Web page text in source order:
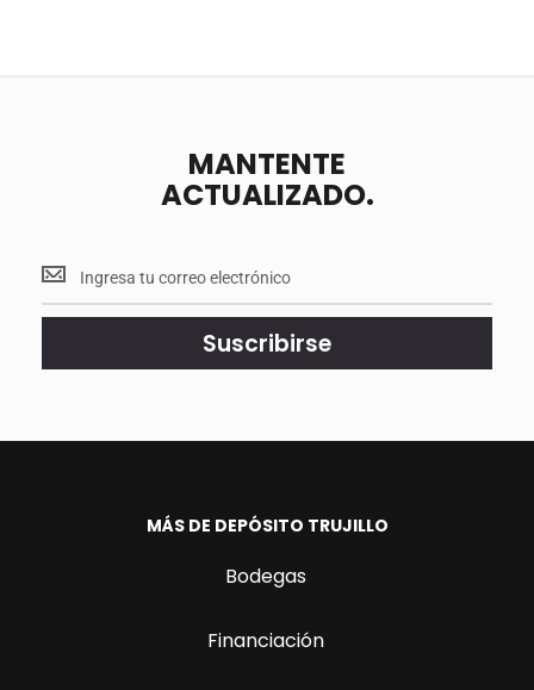
MANTENTE
ACTUALIZADO.
Mantente
<br>
actualizado.
Suscribirse
MÁS DE DEPÓSITO TRUJILLO
Bodegas
Financiación